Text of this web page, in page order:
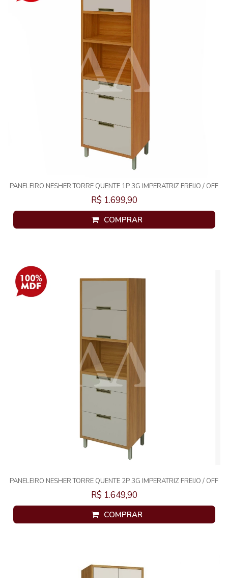
PANELEIRO NESHER TORRE QUENTE 1P 3G IMPERATRIZ FREIJO / OFF
WHITE 500367
R$ 1.699,90
COMPRAR
PANELEIRO NESHER TORRE QUENTE 2P 3G IMPERATRIZ FREIJO / OFF
WHITE 500366
R$ 1.649,90
COMPRAR